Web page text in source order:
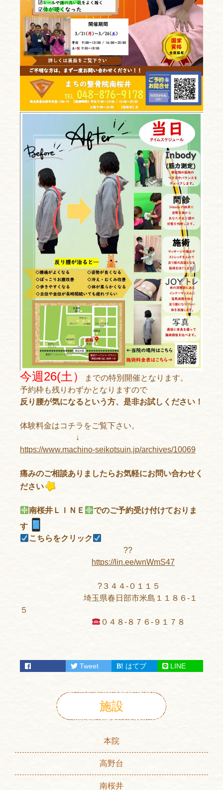
今週26(土）
までの特別開催となります。
予約枠も残りわずかとなりますので
反り腰が気になるという方、是非お試しください！
体験料金はコチラをご覧下さい。
↓
https://www.machino-seikotsuin.jp/archives/10069
痛みのご相談ありましたらお気軽にお問い合わせく
ださい
南桜井ＬＩＮＥ
でのご予約受け付けておりま
す
こちらをクリック
??
https://lin.ee/wnWmS47
?３４４-０１１５
埼玉県春日部市米島１１８６-１
５
０４８-８７６-９１７８
Tweet はてブ LINE
施設
本院
高野台
南桜井